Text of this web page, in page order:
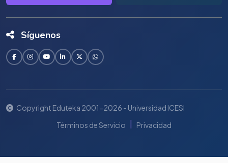
Síguenos
Copyright Eduteka 2001-2026 - Universidad ICESI
Términos de Servicio
Privacidad